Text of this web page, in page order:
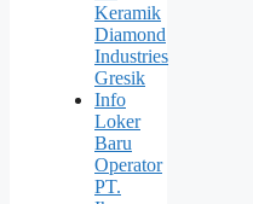
Keramik
Diamond
Industries
Gresik
Info
Loker
Baru
Operator
PT.